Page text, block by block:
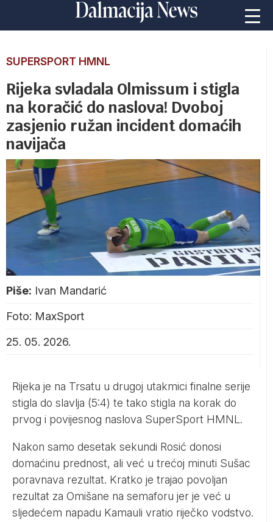
SUPERSPORT HMNL
Rijeka svladala Olmissum i stigla
na koračić do naslova! Dvoboj
zasjenio ružan incident domaćih
navijača
Piše: Ivan Mandarić
Foto: MaxSport
25. 05. 2026.
Rijeka je na Trsatu u drugoj utakmici finalne serije
stigla do slavlja (5:4) te tako stigla na korak do
prvog i povijesnog naslova SuperSport HMNL.
Nakon samo desetak sekundi Rosić donosi
domaćinu prednost, ali već u trećoj minuti Sušac
poravnava rezultat. Kratko je trajao povoljan
rezultat za Omišane na semaforu jer je već u
sljedećem napadu Kamauli vratio riječko vodstvo.